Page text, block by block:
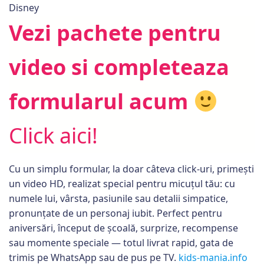
Disney
Vezi pachete pentru
video si completeaza
formularul acum
Click aici!
Cu un simplu formular, la doar câteva click-uri, primești
un video HD, realizat special pentru micuțul tău: cu
numele lui, vârsta, pasiunile sau detalii simpatice,
pronunțate de un personaj iubit. Perfect pentru
aniversări, început de școală, surprize, recompense
sau momente speciale — totul livrat rapid, gata de
trimis pe WhatsApp sau de pus pe TV. kids-mania.info